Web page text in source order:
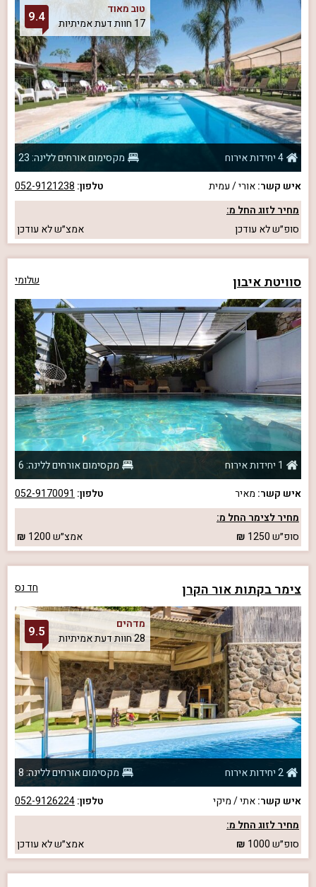
טוב מאוד
17 חוות דעת אמיתיות
9.4
4 יחידות אירוח
מקסימום אורחים ללינה: 23
איש קשר:אורי / עמית טלפון: 052-9121238
מחיר לזוג החל מ:
סופ״שלא עודכן אמצ״שלא עודכן
סוויטת איבון שלומי
1 יחידות אירוח
מקסימום אורחים ללינה: 6
איש קשר: מאיר טלפון: 052-9170091
מחיר לצימר החל מ:
סופ״ש1250 אמצ״ש1200
צימר בקתות אור הקרן חד נס
מדהים
28 חוות דעת אמיתיות
9.5
2 יחידות אירוח
מקסימום אורחים ללינה: 8
איש קשר:אתי / מיקי טלפון:052-9126224
מחיר לזוג החל מ:
סופ״ש1000 אמצ״שלא עודכן